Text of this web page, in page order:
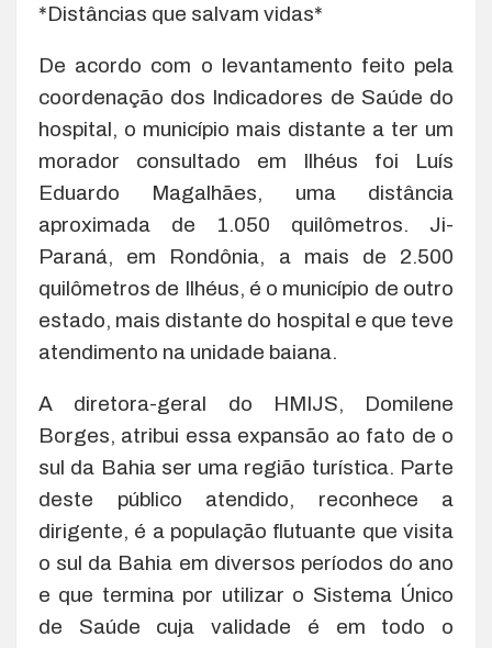
*Distâncias que salvam vidas*
De acordo com o levantamento feito pela
coordenação dos Indicadores de Saúde do
hospital, o município mais distante a ter um
morador consultado em Ilhéus foi Luís
Eduardo Magalhães, uma distância
aproximada de 1.050 quilômetros. Ji-
Paraná, em Rondônia, a mais de 2.500
quilômetros de Ilhéus, é o município de outro
estado, mais distante do hospital e que teve
atendimento na unidade baiana.
A diretora-geral do HMIJS, Domilene
Borges, atribui essa expansão ao fato de o
sul da Bahia ser uma região turística. Parte
deste público atendido, reconhece a
dirigente, é a população flutuante que visita
o sul da Bahia em diversos períodos do ano
e que termina por utilizar o Sistema Único
de Saúde cuja validade é em todo o